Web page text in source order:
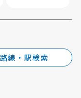
路線・駅検索